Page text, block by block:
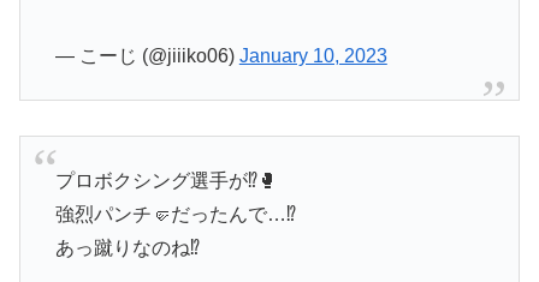
— こーじ (@jiiiko06) January 10, 2023
プロボクシング選手が⁉️🥊
強烈パンチ🤛だったんで…⁉️
あっ蹴りなのね⁉️